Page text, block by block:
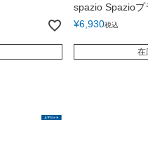
spazio Spazioプ
¥6,930税込
在